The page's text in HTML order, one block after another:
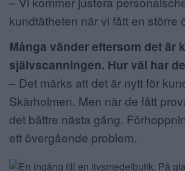
kundtätheten när vi fått en större
Många vänder eftersom det är
självscanningen. Hur väl har
– Det märks att det är nytt för
Skärholmen. Men när de fått
det bättre nästa gång.
ett övergående problem.